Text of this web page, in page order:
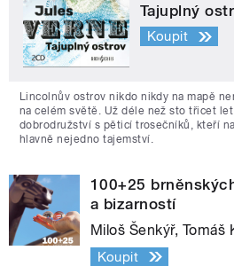
Tajuplný
Koupit
Lincolnův ostrov nikdo nikdy na mapě
na celém světě. Už déle než sto třicet
dobrodružství s pěticí trosečníků, kteří
hlavně nejedno tajemství.
100+25
a bizarností
Miloš Šenkýř, Tomáš
Koupit